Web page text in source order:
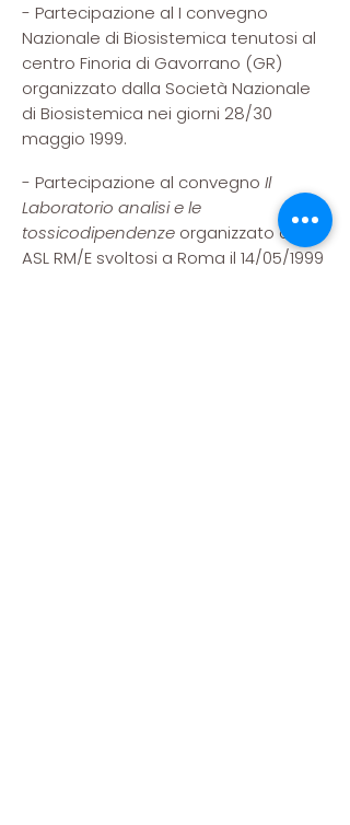
- Partecipazione al I convegno
Nazionale di Biosistemica tenutosi al
centro Finoria di Gavorrano (GR)
organizzato dalla Società Nazionale
di Biosistemica nei giorni 28/30
maggio 1999.
- Partecipazione al convegno Il
Laboratorio analisi e le
tossicodipendenze organizzato dalla
ASL RM/E svoltosi a Roma il 14/05/1999